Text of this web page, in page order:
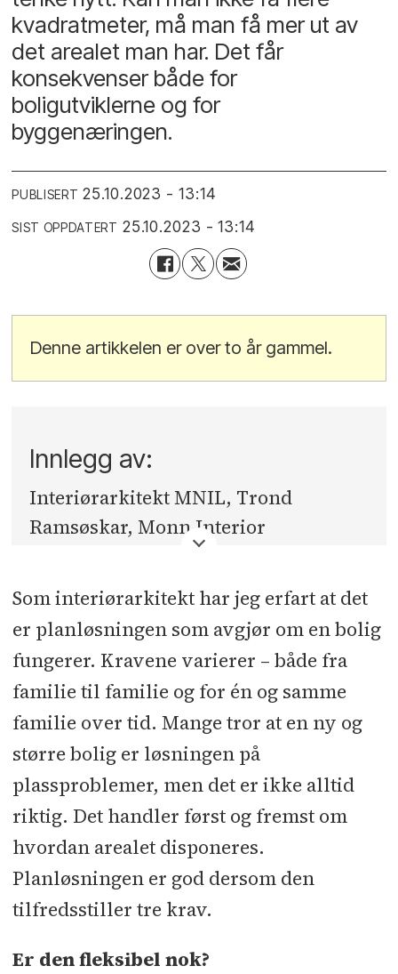
kvadratmeter, må man få mer ut av
det arealet man har. Det får
konsekvenser både for
boligutviklerne og for
byggenæringen.
PUBLISERT 25.10.2023 - 13:14
SIST OPPDATERT 25.10.2023 - 13:14
Denne artikkelen er over to år gammel.
Innlegg av:
Interiørarkitekt MNIL, Trond
Ramsøskar, Monn Interior
Som interiørarkitekt har jeg erfart at det
er planløsningen som avgjør om en bolig
fungerer. Kravene varierer – både fra
familie til familie og for én og samme
familie over tid. Mange tror at en ny og
større bolig er løsningen på
plassproblemer, men det er ikke alltid
riktig. Det handler først og fremst om
hvordan arealet disponeres.
Planløsningen er god dersom den
tilfredsstiller tre krav.
Er den fleksibel nok?